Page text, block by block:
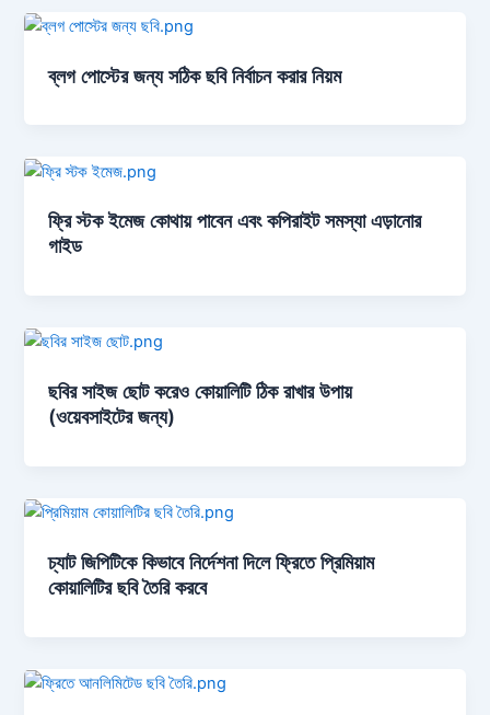
ব্লগ পোস্টের জন্য সঠিক ছবি নির্বাচন করার নিয়ম
ফ্রি স্টক ইমেজ কোথায় পাবেন এবং কপিরাইট সমস্যা এড়ানোর
গাইড
ছবির সাইজ ছোট করেও কোয়ালিটি ঠিক রাখার উপায়
(ওয়েবসাইটের জন্য)
চ্যাট জিপিটিকে কিভাবে নির্দেশনা দিলে ফ্রিতে প্রিমিয়াম
কোয়ালিটির ছবি তৈরি করবে